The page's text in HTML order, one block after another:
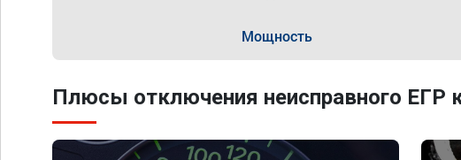
Мощность
Плюсы отключения неисправного ЕГР